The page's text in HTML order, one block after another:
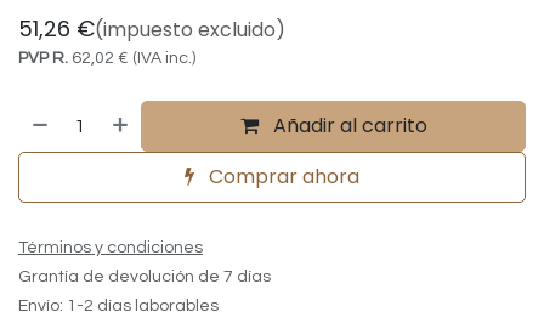
51,26 €(impuesto excluido)
PVP R. 62,02 € (IVA inc.)
Añadir al carrito
Comprar ahora
Términos y condiciones
Grantía de devolución de 7 días
Envío: 1-2 días laborables